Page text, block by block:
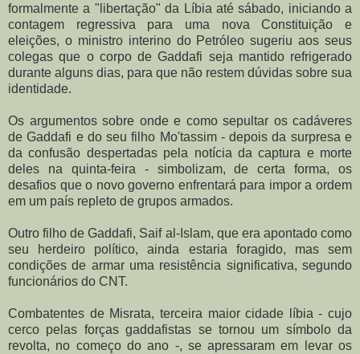
formalmente a "libertação" da Líbia até sábado, iniciando a
contagem regressiva para uma nova Constituição e
eleições, o ministro interino do Petróleo sugeriu aos seus
colegas que o corpo de Gaddafi seja mantido refrigerado
durante alguns dias, para que não restem dúvidas sobre sua
identidade.
Os argumentos sobre onde e como sepultar os cadáveres
de Gaddafi e do seu filho Mo'tassim - depois da surpresa e
da confusão despertadas pela notícia da captura e morte
deles na quinta-feira - simbolizam, de certa forma, os
desafios que o novo governo enfrentará para impor a ordem
em um país repleto de grupos armados.
Outro filho de Gaddafi, Saif al-Islam, que era apontado como
seu herdeiro político, ainda estaria foragido, mas sem
condições de armar uma resistência significativa, segundo
funcionários do CNT.
Combatentes de Misrata, terceira maior cidade líbia - cujo
cerco pelas forças gaddafistas se tornou um símbolo da
revolta, no começo do ano -, se apressaram em levar os